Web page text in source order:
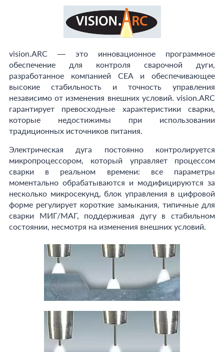
vision.ARC — это инновационное программное
обеспечение для контроля сварочной дуги,
разработанное компанией СЕА и обеспечивающее
высокие стабильность и точность управления
независимо от изменения внешних условий. vision.ARC
гарантирует превосходные характеристики сварки,
которые недостижимы при использовании
традиционных источников питания.
Электрическая дуга постоянно контролируется
микропроцессором, который управляет процессом
сварки в реальном времени: все параметры
моментально обрабатываются и модифицируются за
несколько микросекунд, блок управления в цифровой
форме регулирует короткие замыкания, типичные для
сварки MИГ/MAГ, поддерживая дугу в стабильном
состоянии, несмотря на изменения внешних условий.